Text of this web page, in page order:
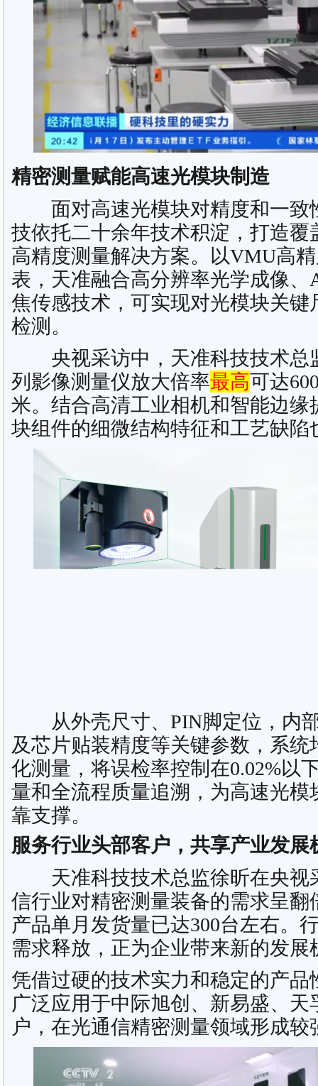
精密测量赋能高速光模块制造
面对高速光模块对精度和一致
技依托二十余年技术积淀，打造覆
高精度测量解决方案。以VMU高
表，天准融合高分辨率光学成像
焦传感技术，可实现对光模块关键
检测。
央视采访中，天准科技技术总
列影像测量仪放大倍率最高可达
米。结合高清工业相机和智能边缘
块组件的细微结构特征和工艺缺陷
从外壳尺寸、PIN脚定位，内
及芯片贴装精度等关键参数，系
化测量，将误检率控制在0.02%以
量和全流程质量追溯，为高速光模
靠支撑。
服务行业头部客户，共享产业发展
天准科技技术总监徐昕在央视
信行业对精密测量装备的需求呈翻
产品单月发货量已达300台左右。
需求释放，正为企业带来新的发展
凭借过硬的技术实力和稳定的产品
广泛应用于中际旭创、新易盛、
户，在光通信精密测量领域形成